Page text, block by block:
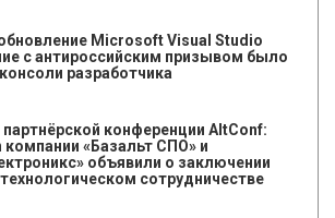
Microsoft Visual Studio
с антироссийским призывом было
разработчика
конференции AltConf:
компании «Базальт СПО» и
объявили о заключении
сотрудничестве